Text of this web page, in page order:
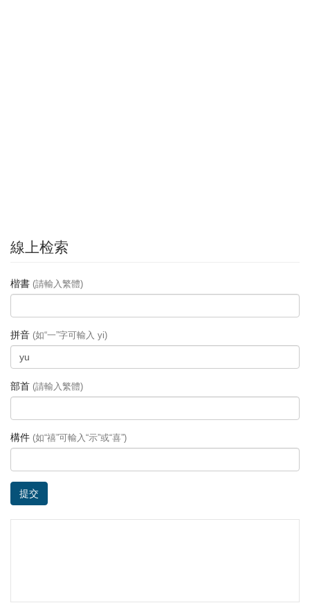
線上检索
楷書 (請輸入繁體)
拼音 (如“一”字可輸入 yi)
部首 (請輸入繁體)
構件 (如“禧”可輸入“示”或“喜”)
提交